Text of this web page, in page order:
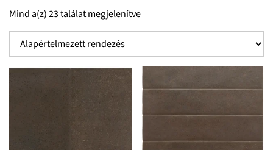
Mind a(z) 23 találat megjelenítve